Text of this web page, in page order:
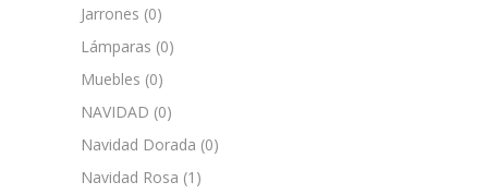
Jarrones (0)
Lámparas (0)
Muebles (0)
NAVIDAD (0)
Navidad Dorada (0)
Navidad Rosa (1)